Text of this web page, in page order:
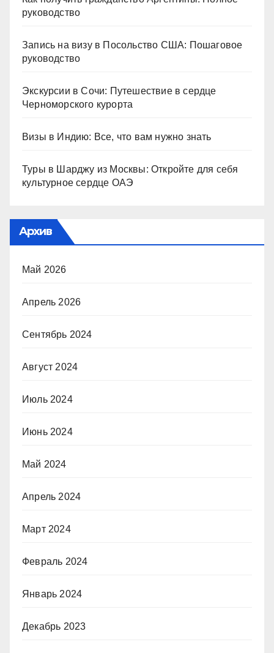
руководство
Запись на визу в Посольство США: Пошаговое
руководство
Экскурсии в Сочи: Путешествие в сердце
Черноморского курорта
Визы в Индию: Все, что вам нужно знать
Туры в Шарджу из Москвы: Откройте для себя
культурное сердце ОАЭ
Архив
Май 2026
Апрель 2026
Сентябрь 2024
Август 2024
Июль 2024
Июнь 2024
Май 2024
Апрель 2024
Март 2024
Февраль 2024
Январь 2024
Декабрь 2023